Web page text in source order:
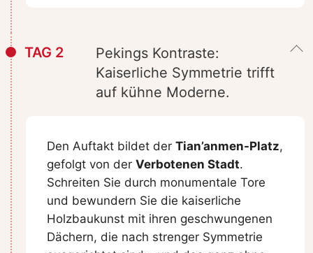
TAG 2
Pekings Kontraste:
Kaiserliche Symmetrie trifft
auf kühne Moderne.
Den Auftakt bildet der Tian’anmen-Platz,
gefolgt von der Verbotenen Stadt.
Schreiten Sie durch monumentale Tore
und bewundern Sie die kaiserliche
Holzbaukunst mit ihren geschwungenen
Dächern, die nach strenger Symmetrie